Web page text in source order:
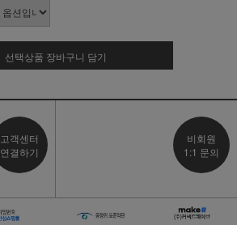
선택상품 장바구니 담기
고객센터
연결하기
비회원
1:1 문의